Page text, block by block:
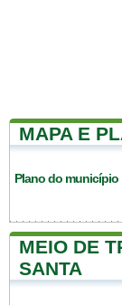
MAPA E
Plano do município
MEIO DE
SANTA